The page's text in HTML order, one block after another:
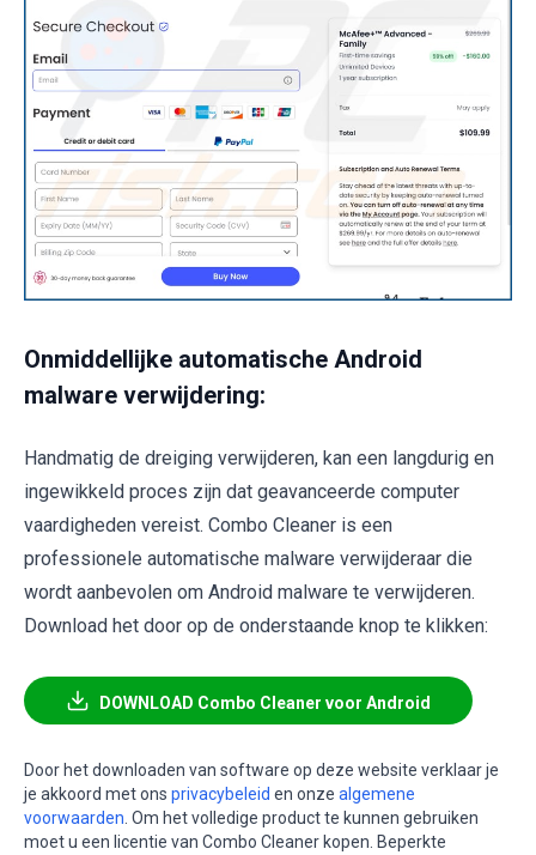
Onmiddellijke automatische Android
malware verwijdering:
Handmatig de dreiging verwijderen, kan een langdurig en
ingewikkeld proces zijn dat geavanceerde computer
vaardigheden vereist. Combo Cleaner is een
professionele automatische malware verwijderaar die
wordt aanbevolen om Android malware te verwijderen.
Download het door op de onderstaande knop te klikken:
DOWNLOAD Combo Cleaner voor Android
Door het downloaden van software op deze website verklaar je
je akkoord met ons privacybeleid en onze algemene
voorwaarden. Om het volledige product te kunnen gebruiken
moet u een licentie van Combo Cleaner kopen. Beperkte